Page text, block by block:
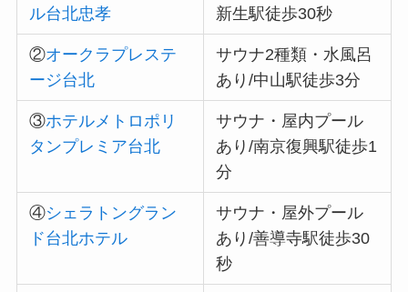
ル台北忠孝
新生駅徒歩30秒
②オークラプレステ
ージ台北
サウナ2種類・水風呂
あり/中山駅徒歩3分
③ホテルメトロポリ
タンプレミア台北
サウナ・屋内プール
あり/南京復興駅徒歩1
分
④シェラトングラン
ド台北ホテル
サウナ・屋外プール
あり/善導寺駅徒歩30
秒